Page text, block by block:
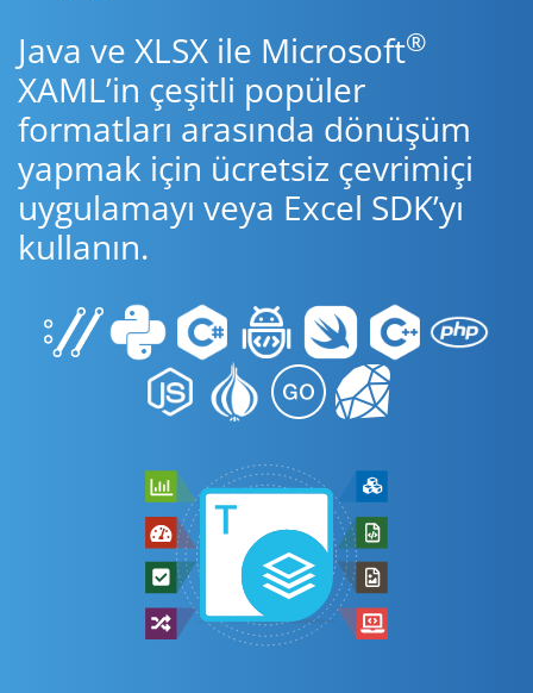
Java ve XLSX ile Microsoft®
XAML’in çeşitli popüler
formatları arasında dönüşüm
yapmak için ücretsiz çevrimiçi
uygulamayı veya Excel SDK’yı
kullanın.